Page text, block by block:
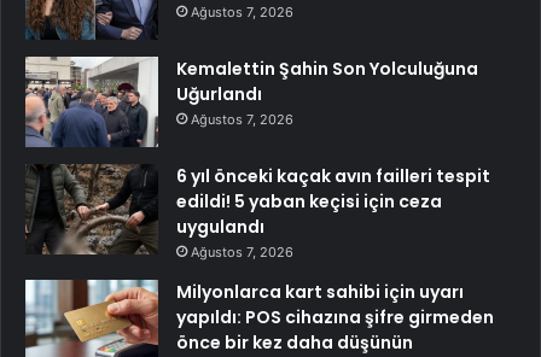
Ağustos 7, 2026
Kemalettin Şahin Son Yolculuğuna
Uğurlandı
Ağustos 7, 2026
6 yıl önceki kaçak avın failleri tespit
edildi! 5 yaban keçisi için ceza
uygulandı
Ağustos 7, 2026
Milyonlarca kart sahibi için uyarı
yapıldı: POS cihazına şifre girmeden
önce bir kez daha düşünün